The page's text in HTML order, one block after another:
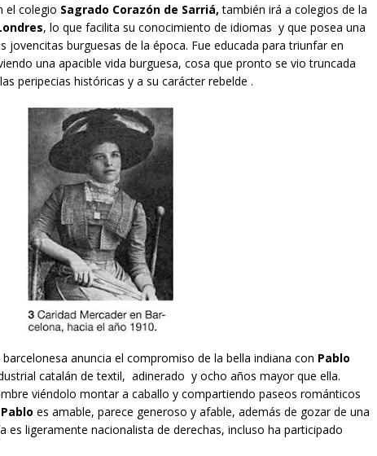
el colegio Sagrado Corazón de Sarriá, también irá a colegios de la
, lo que facilita su conocimiento de idiomas y que posea una
jovencitas burguesas de la época. Fue educada para triunfar en
una apacible vida burguesa, cosa que pronto se vio truncada
peripecias históricas y a su carácter rebelde .
barcelonesa anuncia el compromiso de la bella indiana con Pablo
catalán de textil, adinerado y ocho años mayor que ella.
viéndolo montar a caballo y compartiendo paseos románticos
Pablo es amable, parece generoso y afable, además de gozar de una
es ligeramente nacionalista de derechas, incluso ha participado